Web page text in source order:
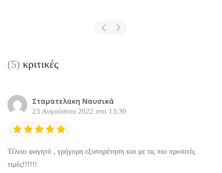
(5) κριτικές
Σταματελακη Ναυσικά
23 Αυγούστου 2022 στο 13:30
Τέλειο φαγητό , γρήγορη εξυπηρέτηση και με τις πιο προσιτές
τιμές!!!!!!